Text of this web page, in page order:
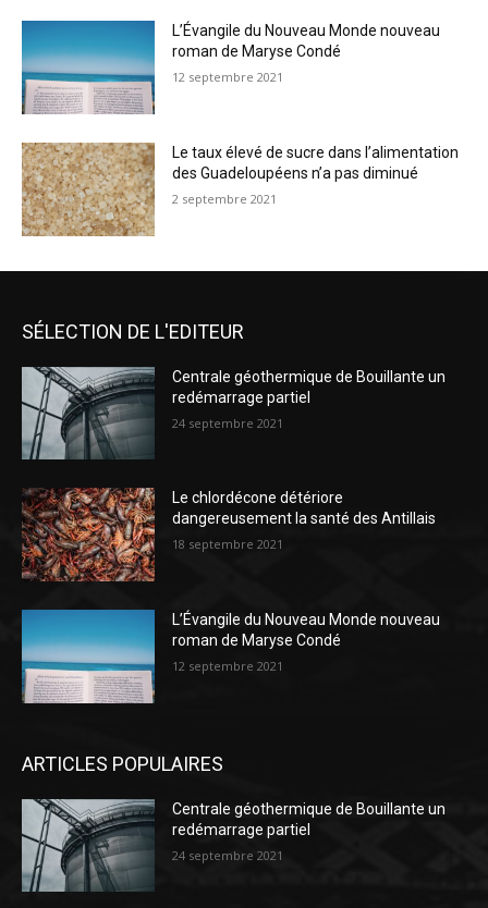
L’Évangile du Nouveau Monde nouveau
roman de Maryse Condé
12 septembre 2021
Le taux élevé de sucre dans l’alimentation
des Guadeloupéens n’a pas diminué
2 septembre 2021
SÉLECTION DE L'EDITEUR
Centrale géothermique de Bouillante un
redémarrage partiel
24 septembre 2021
Le chlordécone détériore
dangereusement la santé des Antillais
18 septembre 2021
L’Évangile du Nouveau Monde nouveau
roman de Maryse Condé
12 septembre 2021
ARTICLES POPULAIRES
Centrale géothermique de Bouillante un
redémarrage partiel
24 septembre 2021